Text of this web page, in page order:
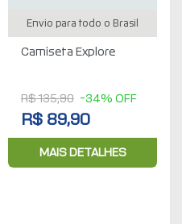
Envio para todo o Brasil
Camiseta Explore
R$ 135,90 -34% OFF
R$ 89,90
MAIS DETALHES